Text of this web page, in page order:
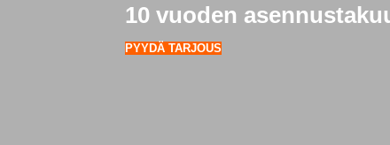
10 vuoden
PYYDÄ TARJOUS